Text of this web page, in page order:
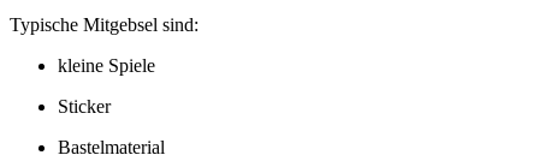
Typische Mitgebsel sind:
kleine Spiele
Sticker
Bastelmaterial